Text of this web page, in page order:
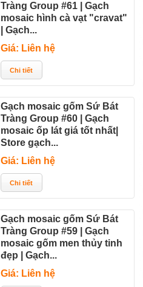
Tràng Group #61 | Gạch
mosaic hình cà vạt "cravat"
| Gạch...
Giá: Liên hệ
Gạch mosaic gốm Sứ Bát
Tràng Group #60 | Gạch
mosaic ốp lát giá tốt nhất|
Store gạch...
Giá: Liên hệ
Gạch mosaic gốm Sứ Bát
Tràng Group #59 | Gạch
mosaic gốm men thủy tinh
đẹp | Gạch...
Giá: Liên hệ